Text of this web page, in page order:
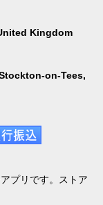
キャッシュ）・銀
す。
BULGARIA
Kingdom